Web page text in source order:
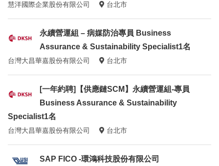
慧洋國際企業股份有限公司 台北市
永續營運組 – 病媒防治專員 Business
Assurance & Sustainability Specialist1名
台灣大昌華嘉股份有限公司 台北市
[一年約聘]【供應鏈SCM】永續營運組-專員
Business Assurance & Sustainability
Specialist1名
台灣大昌華嘉股份有限公司 台北市
SAP FICO -環鴻科技股份有限公司